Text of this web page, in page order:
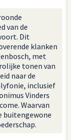
van de
Dit
klanken
met
tonen van
naar de
inclusief
Vinders
Waarvan
buitengewone